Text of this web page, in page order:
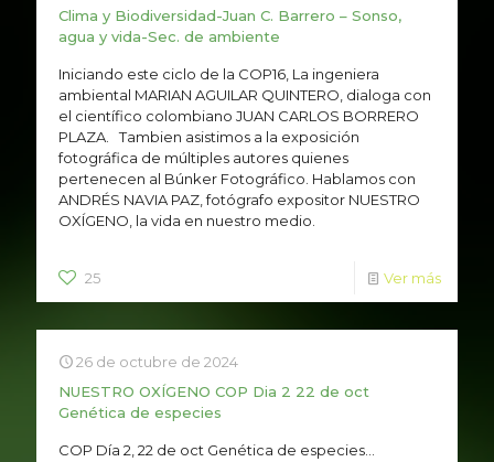
Clima y Biodiversidad-Juan C. Barrero – Sonso,
agua y vida-Sec. de ambiente
Iniciando este ciclo de la COP16, La ingeniera
ambiental MARIAN AGUILAR QUINTERO, dialoga con
el científico colombiano JUAN CARLOS BORRERO
PLAZA. Tambien asistimos a la exposición
fotográfica de múltiples autores quienes
pertenecen al Búnker Fotográfico. Hablamos con
ANDRÉS NAVIA PAZ, fotógrafo expositor NUESTRO
OXÍGENO, la vida en nuestro medio.
25 Ver más
26 de octubre de 2024
NUESTRO OXÍGENO COP Dia 2 22 de oct
Genética de especies
COP Día 2, 22 de oct Genética de especies...